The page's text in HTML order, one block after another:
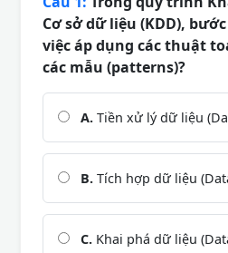
Cơ sở dữ liệu (KDD),
việc áp dụng các thuật
các mẫu (patterns)?
A. Tiền xử lý dữ liệu
B. Tích hợp dữ liệu
C. Khai phá dữ liệu